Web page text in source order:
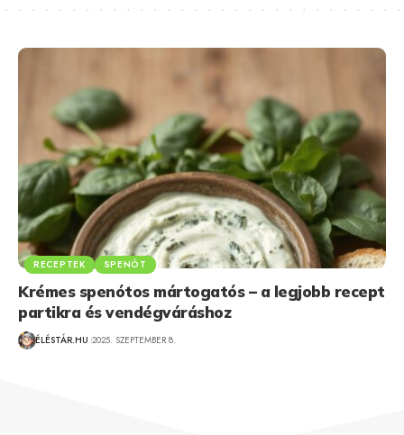
RECEPTEK SPENÓT
Krémes spenótos mártogatós – a legjobb recept
partikra és vendégváráshoz
ÉLÉSTÁR.HU 2025. SZEPTEMBER 8.